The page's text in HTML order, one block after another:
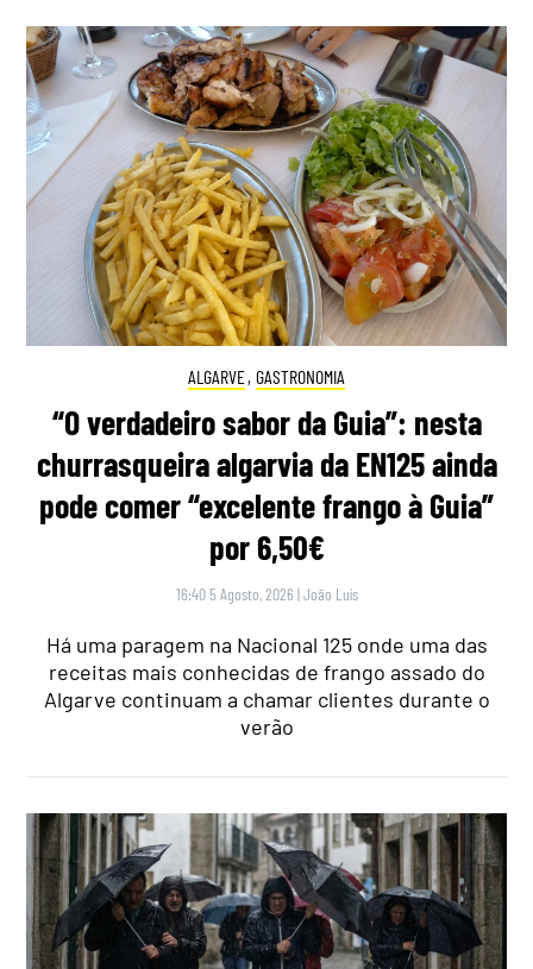
ALGARVE, GASTRONOMIA
“O verdadeiro sabor da Guia”: nesta
churrasqueira algarvia da EN125 ainda
pode comer “excelente frango à Guia”
por 6,50€
16:40 5 Agosto, 2026 |João Luís
Há uma paragem na Nacional 125 onde uma das
receitas mais conhecidas de frango assado do
Algarve continuam a chamar clientes durante o
verão